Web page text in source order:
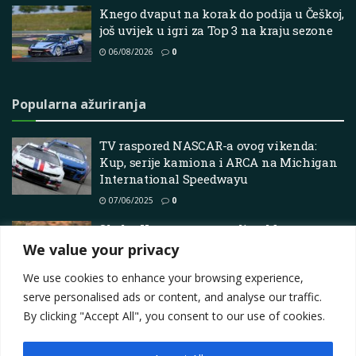
We value your privacy
We use cookies to enhance your browsing experience,
serve personalised ads or content, and analyse our traffic.
By clicking "Accept All", you consent to our use of cookies.
Knego dvaput na korak do podija u Češkoj,
još uvijek u igri za Top 3 na kraju sezone
06/08/2026 0
Popularna ažuriranja
TV raspored NASCAR-a ovog vikenda:
Kup, serije kamiona i ARCA na Michigan
International Speedwayu
07/06/2025 0
Skyler Howes ne nastavlja s Monster
Energy Hondom HRC